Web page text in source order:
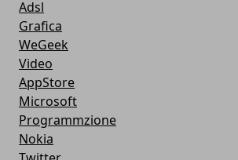
Adsl
Grafica
WeGeek
Video
AppStore
Microsoft
Programmzione
Nokia